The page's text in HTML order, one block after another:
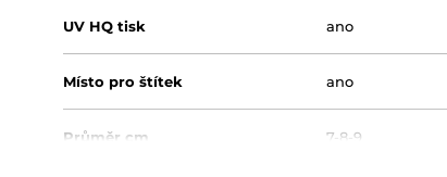
UV HQ tisk ano
Místo pro štítek ano
Průměr cm 7-8-9